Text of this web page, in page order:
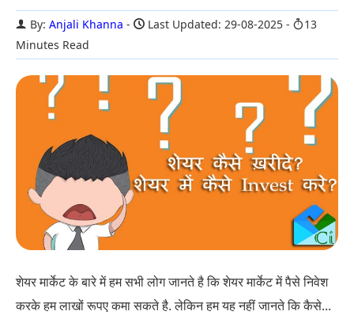
By: Anjali Khanna Last Updated: 29-08-2025
13
Minutes Read
शेयर मार्केट के बारे में हम सभी लोग जानते है कि शेयर मार्केट में पैसे निवेश
करके हम लाखों रूपए कमा सकते है. लेकिन हम यह नहीं जानते कि कैसे...